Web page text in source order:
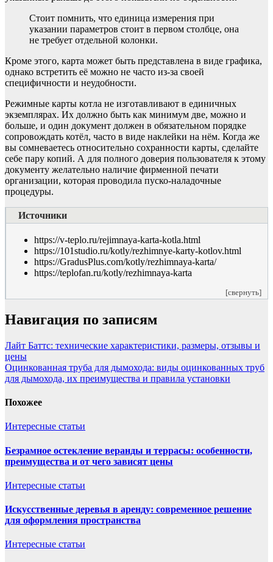
Стоит помнить, что единица измерения при
указании параметров стоит в первом столбце, она
не требует отдельной колонки.
Кроме этого, карта может быть представлена в виде графика,
однако встретить её можно не часто из-за своей
специфичности и неудобности.
Режимные карты котла не изготавливают в единичных
экземплярах. Их должно быть как минимум две, можно и
больше, и один документ должен в обязательном порядке
сопровождать котёл, часто в виде наклейки на нём. Когда же
вы сомневаетесь относительно сохранности карты, сделайте
себе пару копий. А для полного доверия пользователя к этому
документу желательно наличие фирменной печати
организации, которая проводила пуско-наладочные
процедуры.
Источники
https://v-teplo.ru/rejimnaya-karta-kotla.html
https://101studio.ru/kotly/rezhimnye-karty-kotlov.html
https://GradusPlus.com/kotly/rezhimnaya-karta/
https://teplofan.ru/kotly/rezhimnaya-karta
[свернуть]
Навигация по записям
Лайт Баттс: технические характеристики, размеры, отзывы и
цены
Оцинкованная труба для дымохода: виды оцинкованных труб
для дымохода, их преимущества и правила установки
Похожее
Интересные статьи
Безрамное остекление веранды и террасы: особенности,
преимущества и от чего зависят цены
Интересные статьи
Искусственные деревья в аренду: современное решение
для оформления пространства
Интересные статьи